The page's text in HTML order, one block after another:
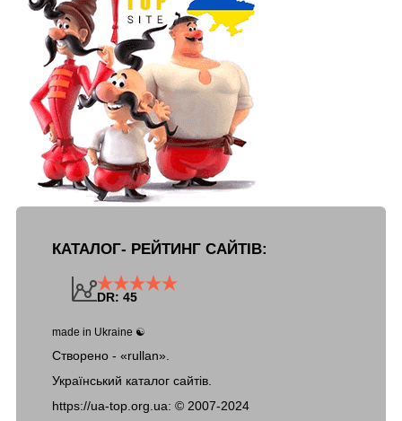
КАТАЛОГ- РЕЙТИНГ САЙТІВ:
DR: 45
made in Ukraine ☯
Створено - «rullan».
Український каталог сайтів.
https://ua-top.org.ua: © 2007-2024